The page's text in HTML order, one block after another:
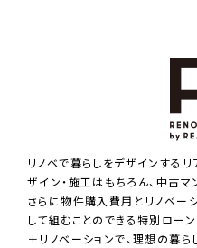
リノベで暮らしをデザインする
ザイン・施工はもちろん、中古マ
さらに物件購入費用とリノベー
して組むことのできる特別ロー
＋リノベーションで、理想の暮ら